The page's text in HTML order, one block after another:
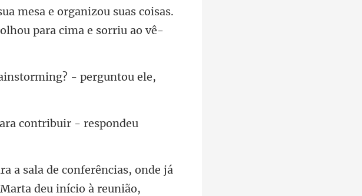
sa e organizou suas coisas.
contribuir - respon
as, onde já
deu iníc